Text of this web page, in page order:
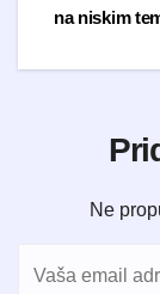
na niskim
Ne